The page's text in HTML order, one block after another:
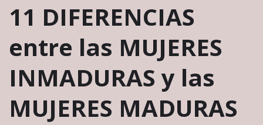
11 DIFERENCIAS
entre las MUJERES
INMADURAS y las
MUJERES MADURAS